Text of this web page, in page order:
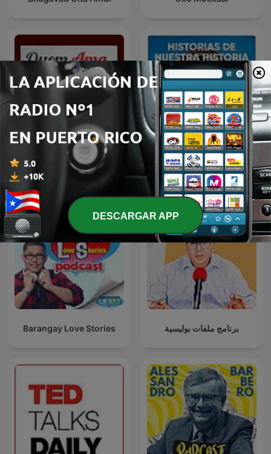
Quem Ama Não Esquece
Historias de nuestra
historia
Barangay Love Stories برنامج ملفات بوليسية
DESCARGAR APP